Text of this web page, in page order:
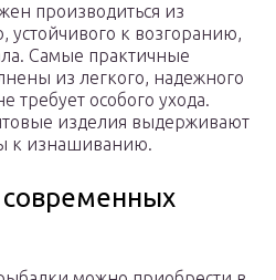
производиться из
устойчивого к возгоранию,
Самые практичные
из легкого, надежного
требует особого ухода.
изделия выдерживают
к изнашиванию.
современных